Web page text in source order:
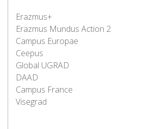
Erazmus+
Erazmus Mundus Action 2
Campus Europae
Ceepus
Global UGRAD
DAAD
Campus France
Visegrad